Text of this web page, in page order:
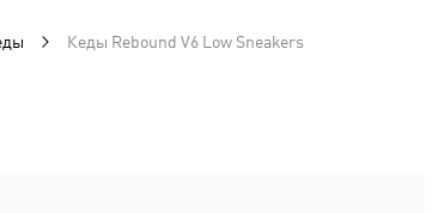
Кеды Rebound V6 Low Sneakers